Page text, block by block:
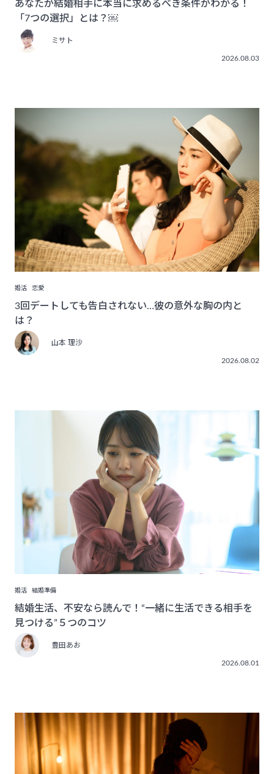
あなたが結婚相手に本当に求めるべき条件がわかる！
「7つの選択」とは？￼
ミサト
2026.08.03
婚活 恋愛
3回デートしても告白されない…彼の意外な胸の内と
は？
山本 理沙
2026.08.02
婚活 結婚準備
結婚生活、不安なら読んで！“一緒に生活できる相手を
見つける”５つのコツ
豊田あお
2026.08.01